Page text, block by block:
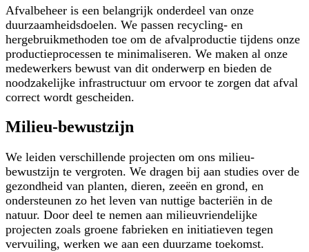
Afvalbeheer is een belangrijk onderdeel van onze
duurzaamheidsdoelen. We passen recycling- en
hergebruikmethoden toe om de afvalproductie tijdens onze
productieprocessen te minimaliseren. We maken al onze
medewerkers bewust van dit onderwerp en bieden de
noodzakelijke infrastructuur om ervoor te zorgen dat afval
correct wordt gescheiden.
Milieu-bewustzijn
We leiden verschillende projecten om ons milieu-
bewustzijn te vergroten. We dragen bij aan studies over de
gezondheid van planten, dieren, zeeën en grond, en
ondersteunen zo het leven van nuttige bacteriën in de
natuur. Door deel te nemen aan milieuvriendelijke
projecten zoals groene fabrieken en initiatieven tegen
vervuiling, werken we aan een duurzame toekomst.